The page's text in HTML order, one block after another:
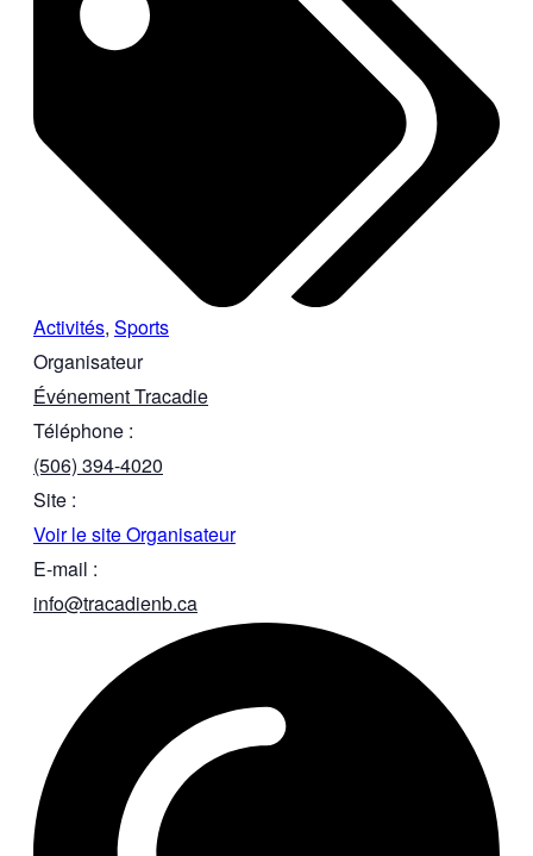
Activités, Sports
Organisateur
Événement Tracadie
Téléphone :
(506) 394-4020
Site :
Voir le site Organisateur
E-mail :
info@tracadienb.ca